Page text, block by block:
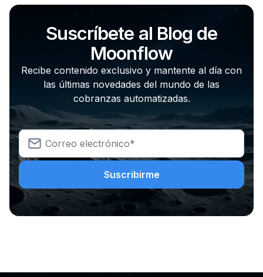
Suscríbete al Blog de
Moonflow
Recibe contenido exclusivo y mantente al día con
las últimas novedades del mundo de las
cobranzas automatizadas.